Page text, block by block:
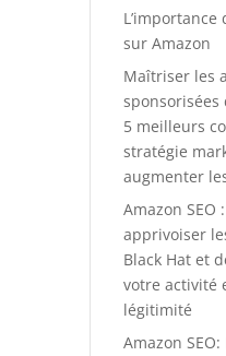
L’importance
sur Amazon
Maîtriser les
sponsorisées
5 meilleurs
stratégie
augmenter
Amazon SEO
apprivoiser
Black Hat et
votre activité
légitimité
Amazon